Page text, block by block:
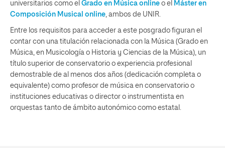
universitarios como el Grado en Música online o el Máster en
Composición Musical online , ambos de UNIR.
Entre los requisitos para acceder a este posgrado figuran el
contar con una titulación relacionada con la Música (Grado en
Música, en Musicología o Historia y Ciencias de la Música), un
título superior de conservatorio o experiencia profesional
demostrable de al menos dos años (dedicación completa o
equivalente) como profesor de música en conservatorio o
instituciones educativas o director o instrumentista en
orquestas tanto de ámbito autonómico como estatal.